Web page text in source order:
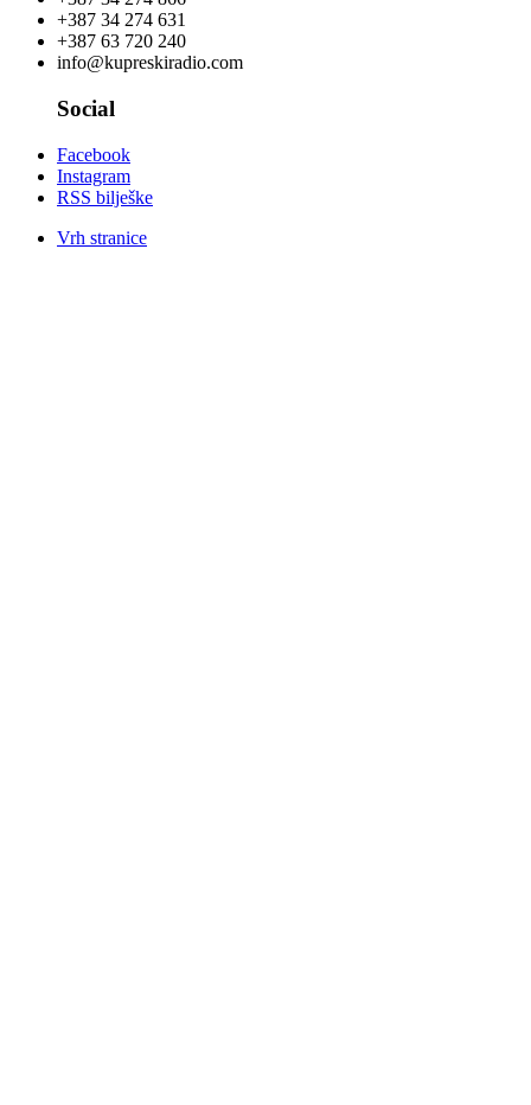
+387 34 274 631
+387 63 720 240
info@kupreskiradio.com
Social
Facebook
Instagram
RSS bilješke
Vrh stranice